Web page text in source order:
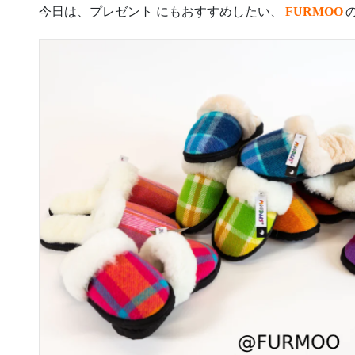
今日は、プレゼント にもおすすめしたい、 FURMOO